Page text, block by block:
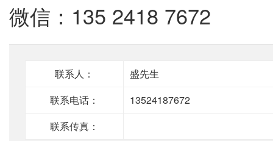
微信：135 2418 7672
联系人：
盛先生
联系电话：
13524187672
联系传真：